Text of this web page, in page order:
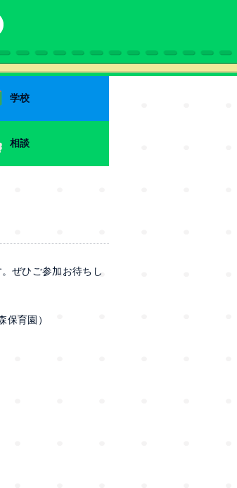
学校
相談
ぜひご参加お待ちし
育園）